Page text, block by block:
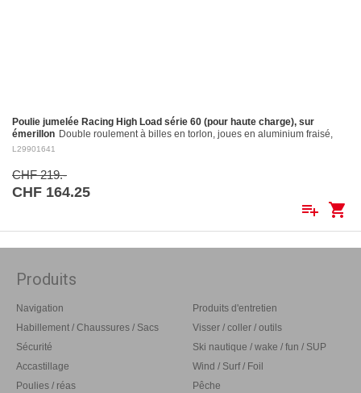
Poulie jumelée Racing High Load série 60 (pour haute charge), sur
émerillon Double roulement à billes en torlon, joues en aluminium fraisé,
réa en aluminium fraisé Ø 60 mm. Réa en aluminium: ø 60 mm Pour
L29901641
CHF 219.-
CHF 164.25
playlist_add shopping_cart
Produits
Navigation
Habillement / Chaussures / Sacs
Sécurité
Accastillage
Poulies / réas
Produits d'entretien
Visser / coller / outils
Ski nautique / wake / fun / SUP
Wind / Surf / Foil
Pêche